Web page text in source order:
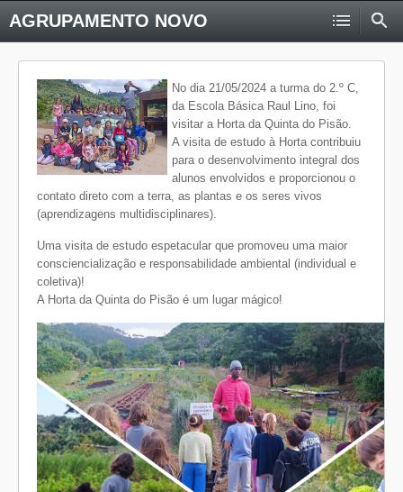
AGRUPAMENTO NOVO
No dia 21/05/2024 a turma do 2.º C,
da Escola Básica Raul Lino, foi
visitar a Horta da Quinta do Pisão.
A visita de estudo à Horta contribuiu
para o desenvolvimento integral dos
alunos envolvidos e proporcionou o
contato direto com a terra, as plantas e os seres vivos
(aprendizagens multidisciplinares).
Uma visita de estudo espetacular que promoveu uma maior
consciencialização e responsabilidade ambiental (individual e
coletiva)!
A Horta da Quinta do Pisão é um lugar mágico!